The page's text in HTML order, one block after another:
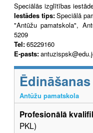
Speciālās izglītības
Iestādes tips:Speciālā
"Antūžu pamatskola",
5209
Tel:65229160
E-pasts:
Antūžu pamatskola
Profesionālā
PKL)